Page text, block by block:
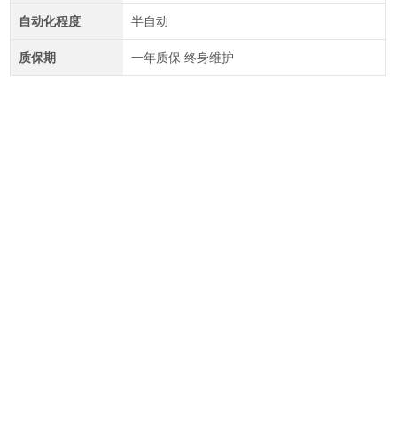
自动化程度 半自动
质保期 一年质保 终身维护